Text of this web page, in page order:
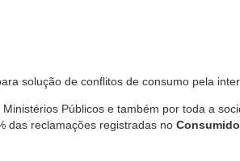
solução de conflitos de consumo pela
Públicos e também por toda a
das reclamações registradas no